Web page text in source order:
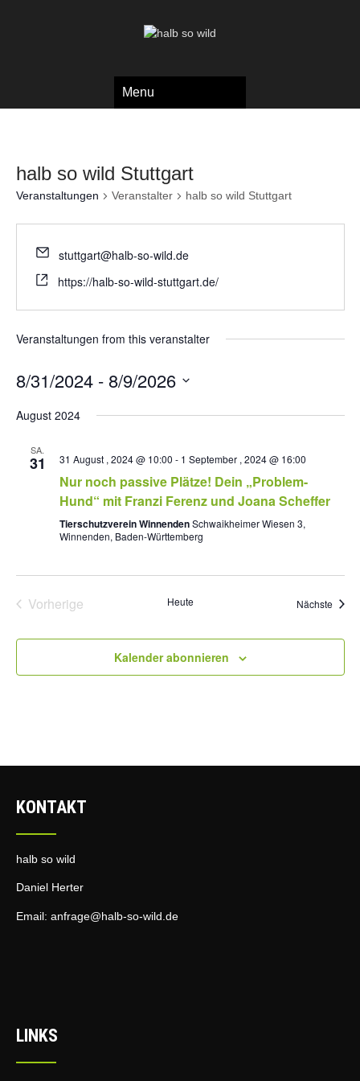
Menu
halb so wild Stuttgart
Veranstaltungen Veranstalter halb so wild Stuttgart
stuttgart@halb-so-wild.de
https://halb-so-wild-stuttgart.de/
Veranstaltungen from this veranstalter
8/31/2024 - 8/9/2026
a
.
August 2024
SA.
31 31 August , 2024 @ 10:00 - 1 September , 2024 @ 16:00
Nur noch passive Plätze! Dein „Problem-
Hund“ mit Franzi Ferenz und Joana Scheffer
Tierschutzverein WinnendenSchwaikheimer Wiesen 3,
Winnenden, Baden-Württemberg
Vorherige
Heute Nächste
Kalender abonnieren
KONTAKT
halb so wild
Daniel Herter
Email: anfrage@halb-so-wild.de
LINKS